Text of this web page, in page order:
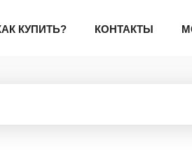
КУПИТЬ? КОНТАКТЫ